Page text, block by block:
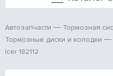
Автозапчасти
Тормозная
Тормозные диски и колодки
Icer 182112